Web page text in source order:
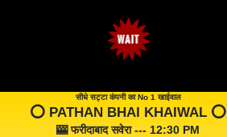
सीधे सट्टा कंपनी का No 1 खाईवाल
⭕️ PATHAN BHAI KHAIWAL ⭕️
🎰 फरीदाबाद सवेरा --- 12:30 PM